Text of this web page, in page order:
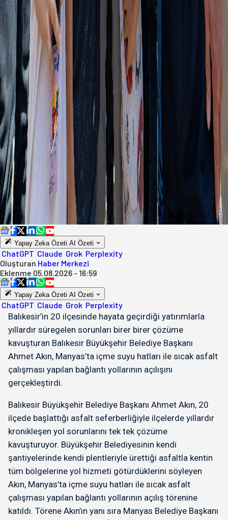
Yapay Zeka Özeti AI Özeti
ChatGPT Claude Grok Perplexity
Oluşturan Haber Merkezi
Eklenme 05.08.2026 - 16:59
Yapay Zeka Özeti AI Özeti
ChatGPT Claude Grok Perplexity
Balıkesir’in 20 ilçesinde hayata geçirdiği yatırımlarla
yıllardır süregelen sorunları birer birer çözüme
kavuşturan Balıkesir Büyükşehir Belediye Başkanı
Ahmet Akın, Manyas’ta içme suyu hatları ile sıcak asfalt
çalışması yapılan bağlantı yollarının açılışını
gerçekleştirdi.
Balıkesir Büyükşehir Belediye Başkanı Ahmet Akın, 20
ilçede başlattığı asfalt seferberliğiyle ilçelerde yıllardır
kronikleşen yol sorunlarını tek tek çözüme
kavuşturuyor. Büyükşehir Belediyesinin kendi
şantiyelerinde kendi plentleriyle ürettiği asfaltla kentin
tüm bölgelerine yol hizmeti götürdüklerini söyleyen
Akın, Manyas’ta içme suyu hatları ile sıcak asfalt
çalışması yapılan bağlantı yollarının açılış törenine
katıldı. Törene Akın’ın yanı sıra Manyas Belediye Başkanı